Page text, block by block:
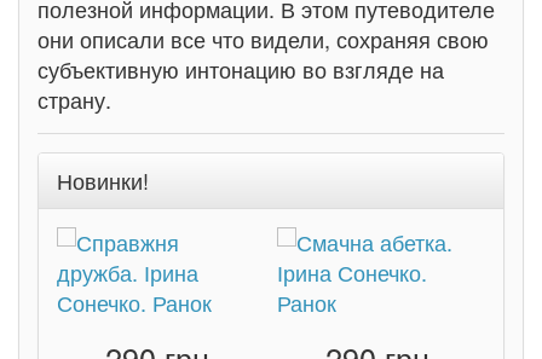
полезной информации. В этом путеводителе
они описали все что видели, сохраняя свою
субъективную интонацию во взгляде на
страну.
Новинки!